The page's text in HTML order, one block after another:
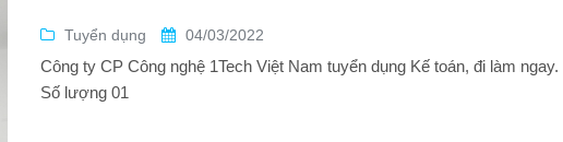
Tuyển dụng 04/03/2022
Công ty CP Công nghệ 1Tech Việt Nam tuyển dụng Kế toán, đi làm ngay.
Số lượng 01